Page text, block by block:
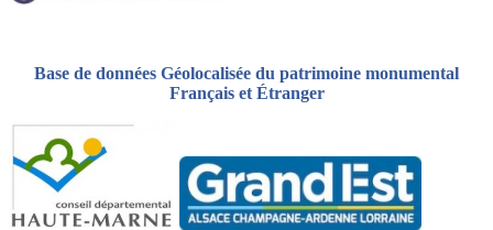
Base de données Géolocalisée du patrimoine monumental
Français et Étranger